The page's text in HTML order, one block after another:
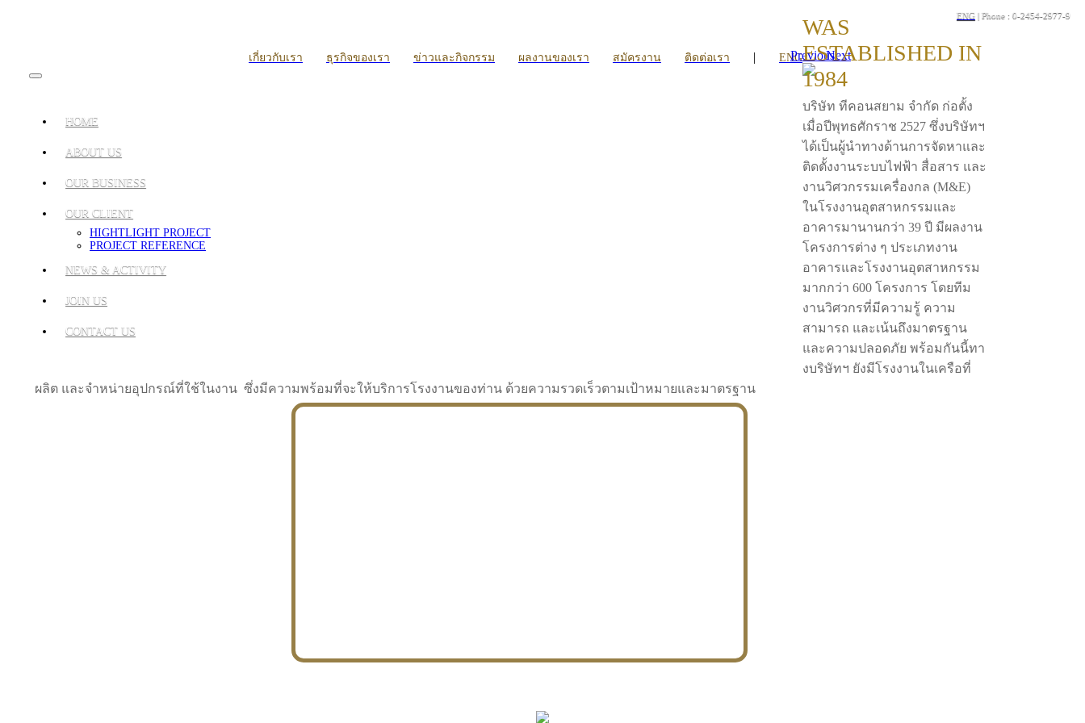
ENG | Phone : 0-2454-2977-9
เกี่ยวกับเรา ธุรกิจของเรา ข่าวและกิจกรรม ผลงานของเรา สมัครงาน ติดต่อเรา | ENG
HOME
ABOUT US
OUR BUSINESS
OUR CLIENT
HIGHTLIGHT PROJECT
PROJECT REFERENCE
NEWS & ACTIVITY
JOIN US
CONTACT US
PreviousNext
WAS
ESTABLISHED IN
1984
บริษัท ทีคอนสยาม จำกัด ก่อตั้ง
เมื่อปีพุทธศักราช 2527 ซึ่งบริษัทฯ
ได้เป็นผู้นำทางด้านการจัดหาและ
ติดตั้งงานระบบไฟฟ้า สื่อสาร และ
งานวิศวกรรมเครื่องกล (M&E)
ในโรงงานอุตสาหกรรมและ
อาคารมานานกว่า 39 ปี มีผลงาน
โครงการต่าง ๆ ประเภทงาน
อาคารและโรงงานอุตสาหกรรม
มากกว่า 600 โครงการ โดยทีม
งานวิศวกรที่มีความรู้ ความ
สามารถ และเน้นถึงมาตรฐาน
และความปลอดภัย พร้อมกันนี้ทา
งบริษัทฯ ยังมีโรงงานในเครือที่
ผลิต และจำหน่ายอุปกรณ์ที่ใช้ในงาน ซึ่งมีความพร้อมที่จะให้บริการโรงงานของท่าน ด้วยความรวดเร็วตามเป้าหมายและมาตรฐาน